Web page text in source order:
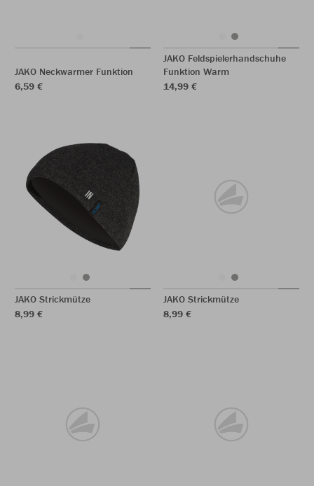
JAKO Neckwarmer Funktion
6,59 €
JAKO Feldspielerhandschuhe
Funktion Warm
14,99 €
JAKO Strickmütze
8,99 €
JAKO Strickmütze
8,99 €